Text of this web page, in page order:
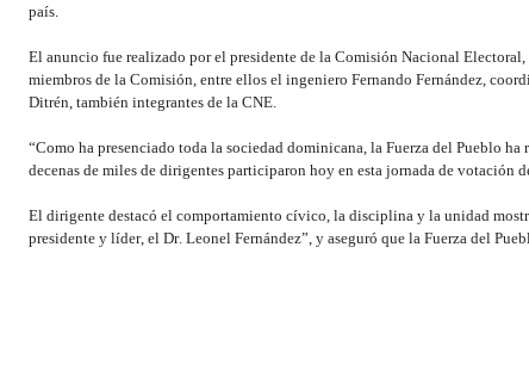
país.
El anuncio fue realizado por el presidente de la Comisión Nacional
miembros de la Comisión, entre ellos el ingeniero Fernando Fernández,
Ditrén, también integrantes de la CNE.
“Como ha presenciado toda la sociedad dominicana, la Fuerza del Pueblo
decenas de miles de dirigentes participaron hoy en esta jornada de votación
El dirigente destacó el comportamiento cívico, la disciplina y la unidad
presidente y líder, el Dr. Leonel Fernández”, y aseguró que la Fuerza del